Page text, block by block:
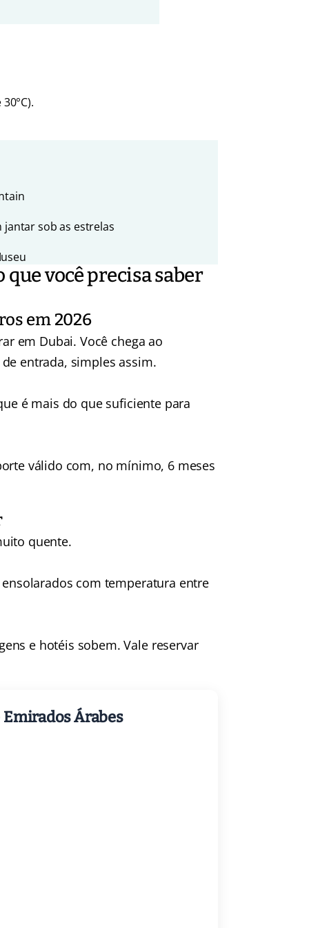
sob as estrelas
você precisa saber
em 2026
em Dubai. Você chega ao
entrada, simples assim.
é mais do que suficiente para
válido com, no mínimo, 6 meses
quente.
com temperatura entre
e hotéis sobem. Vale reservar
Árabes